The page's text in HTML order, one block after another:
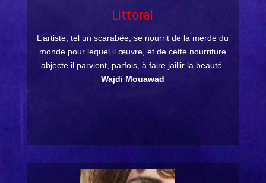
Littoral
L’artiste, tel un scarabée, se nourrit de la merde du
monde pour lequel il œuvre, et de cette nourriture
abjecte il parvient, parfois, à faire jaillir la beauté.
Wajdi Mouawad